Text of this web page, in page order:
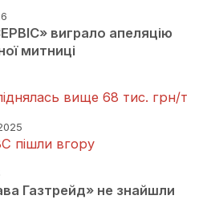
виграло апеляцію
митниці
вище 68 тис. грн/т
пішли вгору
Газтрейд» не знайшли